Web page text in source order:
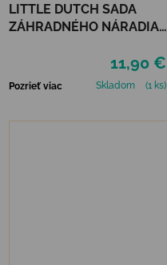
LITTLE DUTCH SADA
ZÁHRADNÉHO NÁRADIA
11,90 €
Pozrieť viac Skladom (1 ks)